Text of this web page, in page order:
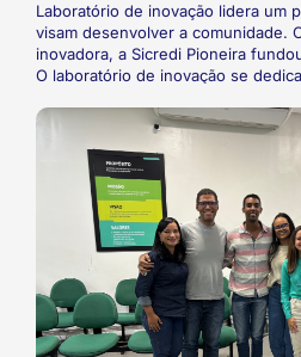
Laboratório de inovação lidera um
visam desenvolver a comunidade.
inovadora, a Sicredi Pioneira
O laboratório de inovação se
resultados imediatos. Para isso, o
e realiza projetos como o
Comunitá, dentre outros. A
fora do cooperativismo e começa